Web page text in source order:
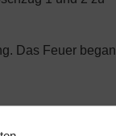
Das Feuer